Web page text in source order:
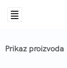
Prikaz proizvoda